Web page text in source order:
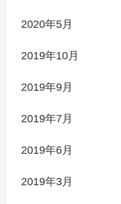
2020年5月
2019年10月
2019年9月
2019年7月
2019年6月
2019年3月